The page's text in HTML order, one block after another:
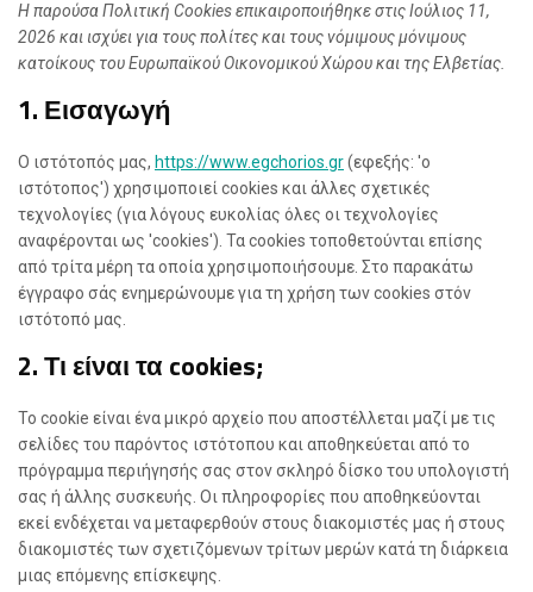
Η παρούσα Πολιτική Cookies επικαιροποιήθηκε στις Ιούλιος 11,
2026 και ισχύει για τους πολίτες και τους νόμιμους μόνιμους
κατοίκους του Ευρωπαϊκού Οικονομικού Χώρου και της Ελβετίας.
1. Εισαγωγή
Ο ιστότοπός μας, https://www.egchorios.gr(εφεξής: 'ο
ιστότοπος') χρησιμοποιεί cookies και άλλες σχετικές
τεχνολογίες (για λόγους ευκολίας όλες οι τεχνολογίες
αναφέρονται ως 'cookies'). Τα cookies τοποθετούνται επίσης
από τρίτα μέρη τα οποία χρησιμοποιήσουμε. Στο παρακάτω
έγγραφο σάς ενημερώνουμε για τη χρήση των cookies στόν
ιστότοπό μας.
2. Τι είναι τα cookies;
Το cookie είναι ένα μικρό αρχείο που αποστέλλεται μαζί με τις
σελίδες του παρόντος ιστότοπου και αποθηκεύεται από το
πρόγραμμα περιήγησής σας στον σκληρό δίσκο του υπολογιστή
σας ή άλλης συσκευής. Οι πληροφορίες που αποθηκεύονται
εκεί ενδέχεται να μεταφερθούν στους διακομιστές μας ή στους
διακομιστές των σχετιζόμενων τρίτων μερών κατά τη διάρκεια
μιας επόμενης επίσκεψης.